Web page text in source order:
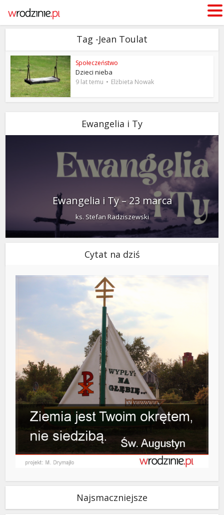
Tag -Jean Toulat
Społeczeństwo
Dzieci nieba
9 lat temu Elżbieta Nowak
Ewangelia i Ty
Ewangelia i Ty – 23 marca
ks. Stefan Radziszewski
Cytat na dziś
Najsmaczniejsze